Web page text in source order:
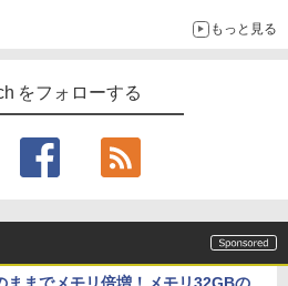
もっと見る
をフォローする